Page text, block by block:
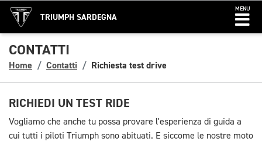
TRIUMPH SARDEGNA
MENU
CONTATTI
Home Contatti Richiesta test drive
RICHIEDI UN TEST RIDE
Vogliamo che anche tu possa provare l'esperienza di guida a
cui tutti i piloti Triumph sono abituati. E siccome le nostre moto